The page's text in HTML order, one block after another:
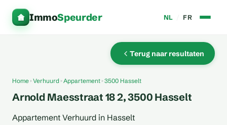
ImmoSpeurder NL FR
Terug naar resultaten
Home Verhuurd Appartement 3500 Hasselt
Arnold Maesstraat 18 2, 3500 Hasselt
Appartement Verhuurd in Hasselt